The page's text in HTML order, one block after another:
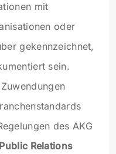
mit
oder
gekennzeichnet,
sein.
des AKG
Relations